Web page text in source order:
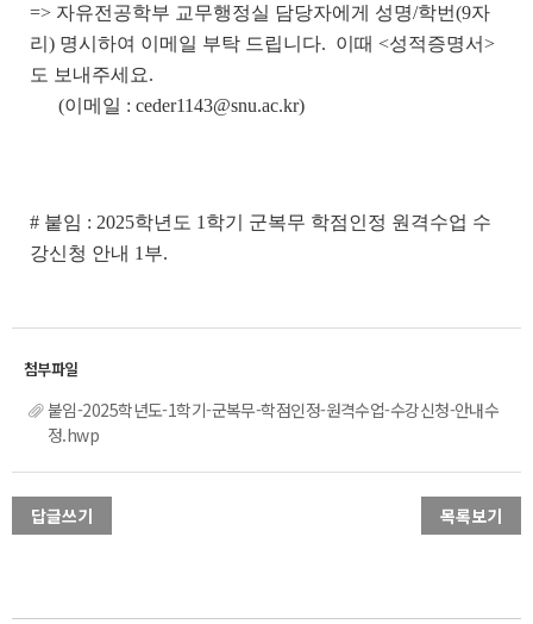
=> 자유전공학부 교무행정실 담당자에게 성명/학번(9자
리) 명시하여 이메일 부탁 드립니다. 이때 <성적증명서>
도 보내주세요.
(이메일 : ceder1143@snu.ac.kr)
# 붙임 : 2025학년도 1학기 군복무 학점인정 원격수업 수
강신청 안내 1부.
붙임-2025학년도-1학기-군복무-학점인정-원격수업-수강신청-안내수
정.hwp
답글쓰기 목록보기